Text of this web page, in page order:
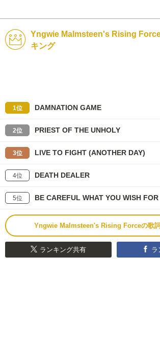
Yngwie Malmsteen's Rising
キング
1位 DAMNATION GAME
2位 PRIEST OF THE UNHOLY
3位 LIVE TO FIGHT (ANOTHER DAY)
4位 DEATH DEALER
5位 BE CAREFUL WHAT YOU WISH FOR
Yngwie Malmsteen's Rising Forceの歌
ランキング共有 ラ